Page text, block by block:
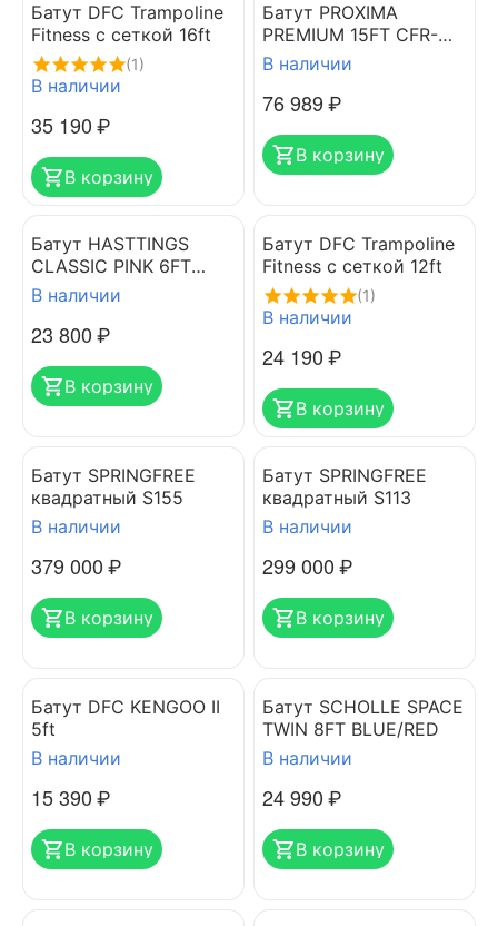
Батут DFC Trampoline
Fitness с сеткой 16ft
(1)
В наличии
35 190₽
В корзину
Батут PROXIMA
PREMIUM 15FT CFR-
15FT
В наличии
76 989₽
В корзину
Батут HASTTINGS
CLASSIC PINK 6FT
(1.82 м)
В наличии
23 800₽
В корзину
Батут DFC Trampoline
Fitness с сеткой 12ft
(1)
В наличии
24 190₽
В корзину
Батут SPRINGFREE
квадратный S155
В наличии
379 000₽
В корзину
Батут SPRINGFREE
квадратный S113
В наличии
299 000₽
В корзину
Батут DFC KENGOO II
5ft
В наличии
15 390₽
В корзину
Батут SCHOLLE SPACE
TWIN 8FT BLUE/RED
В наличии
24 990₽
В корзину